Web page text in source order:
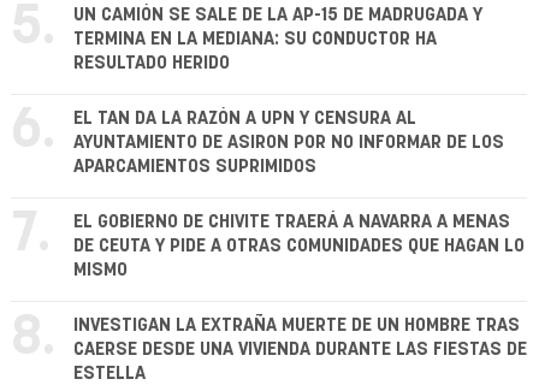
5.
UN CAMIÓN SE SALE DE LA AP-15 DE MADRUGADA Y
TERMINA EN LA MEDIANA: SU CONDUCTOR HA
RESULTADO HERIDO
6.
EL TAN DA LA RAZÓN A UPN Y CENSURA AL
AYUNTAMIENTO DE ASIRON POR NO INFORMAR DE LOS
APARCAMIENTOS SUPRIMIDOS
7.
EL GOBIERNO DE CHIVITE TRAERÁ A NAVARRA A MENAS
DE CEUTA Y PIDE A OTRAS COMUNIDADES QUE HAGAN LO
MISMO
8.
INVESTIGAN LA EXTRAÑA MUERTE DE UN HOMBRE TRAS
CAERSE DESDE UNA VIVIENDA DURANTE LAS FIESTAS DE
ESTELLA